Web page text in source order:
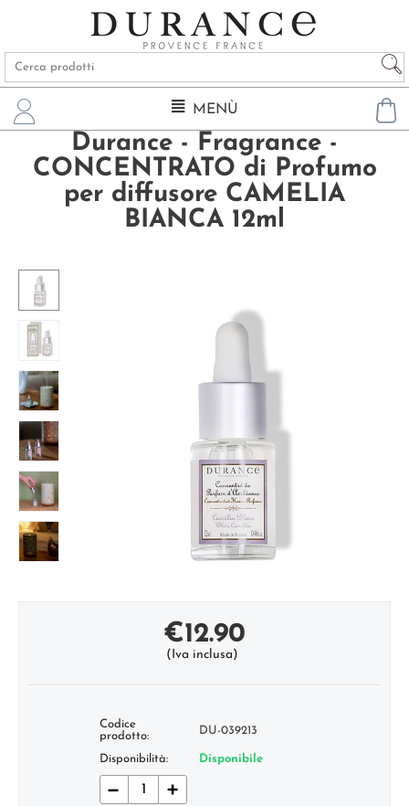
MENÙ
Durance - Fragrance -
CONCENTRATO di Profumo
per diffusore CAMELIA
BIANCA 12ml
€12.90
(Iva inclusa)
Codice
prodotto:
DU-039213
Disponibilità: Disponibile
+
−